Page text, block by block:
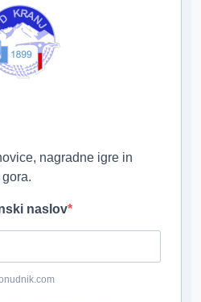
nagradne igre in
naslov